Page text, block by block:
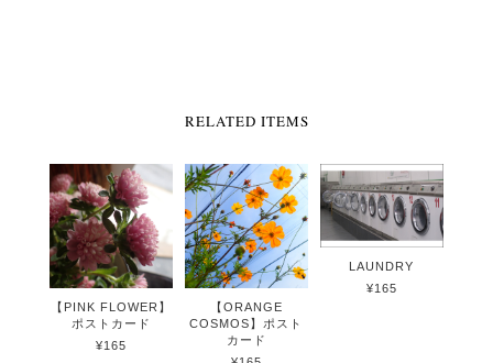
RELATED ITEMS
【PINK FLOWER】
ポストカード
¥165
【ORANGE
COSMOS】ポスト
カード
LAUNDRY
¥165